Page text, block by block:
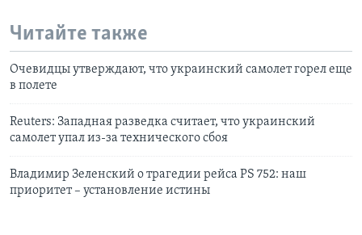
Читайте также
Очевидцы утверждают, что украинский самолет горел еще
в полете
Reuters: Западная разведка считает, что украинский
самолет упал из-за технического сбоя
Владимир Зеленский о трагедии рейса PS 752: наш
приоритет – установление истины